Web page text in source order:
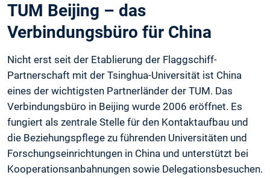
TUM Beijing – das
Verbindungsbüro für China
Nicht erst seit der Etablierung der Flaggschiff-
Partnerschaft mit der Tsinghua-Universität ist China
eines der wichtigsten Partnerländer der TUM. Das
Verbindungsbüro in Beijing wurde 2006 eröffnet. Es
fungiert als zentrale Stelle für den Kontaktaufbau und
die Beziehungspflege zu führenden Universitäten und
Forschungseinrichtungen in China und unterstützt bei
Kooperationsanbahnungen sowie Delegationsbesuchen.